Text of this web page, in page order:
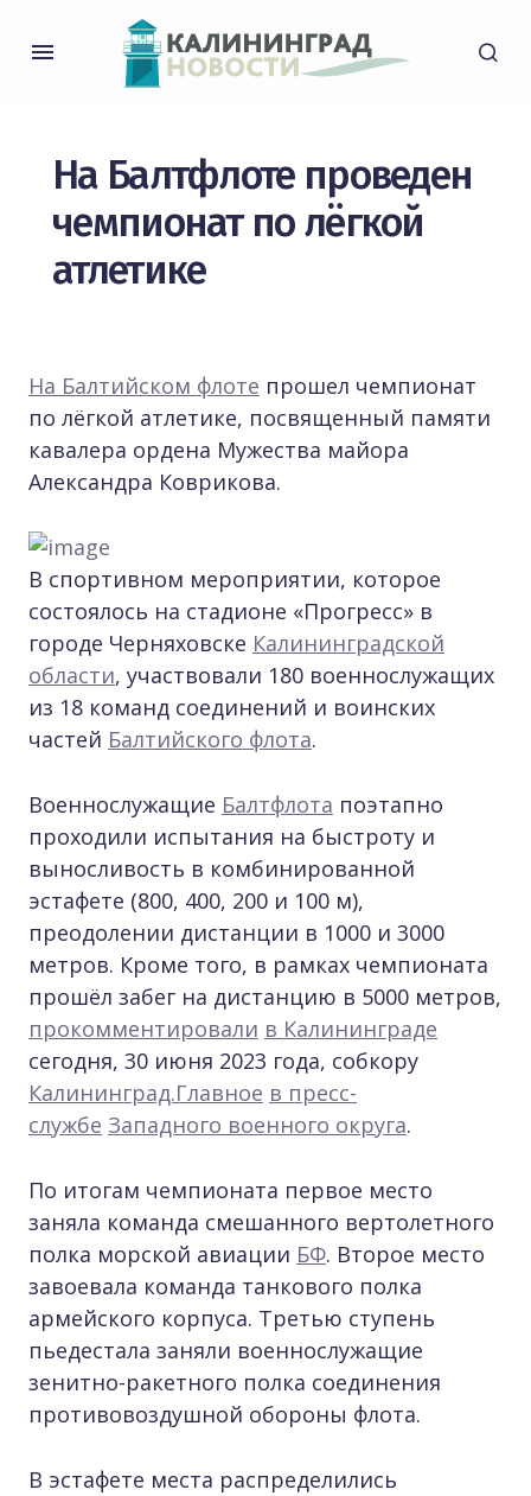
На Балтфлоте проведен
чемпионат по лёгкой
атлетике
На Балтийском флоте прошел чемпионат
по лёгкой атлетике, посвященный памяти
кавалера ордена Мужества майора
Александра Коврикова.
В спортивном мероприятии, которое
состоялось на стадионе «Прогресс» в
городе Черняховске Калининградской
области, участвовали 180 военнослужащих
из 18 команд соединений и воинских
частей Балтийского флота.
Военнослужащие Балтфлота поэтапно
проходили испытания на быстроту и
выносливость в комбинированной
эстафете (800, 400, 200 и 100 м),
преодолении дистанции в 1000 и 3000
метров. Кроме того, в рамках чемпионата
прошёл забег на дистанцию в 5000 метров,
прокомментировали в Калининграде
сегодня, 30 июня 2023 года, собкору
Калининград.Главное в пресс-
службе Западного военного округа.
По итогам чемпионата первое место
заняла команда смешанного вертолетного
полка морской авиации БФ. Второе место
завоевала команда танкового полка
армейского корпуса. Третью ступень
пьедестала заняли военнослужащие
зенитно-ракетного полка соединения
противовоздушной обороны флота.
В эстафете места распределились